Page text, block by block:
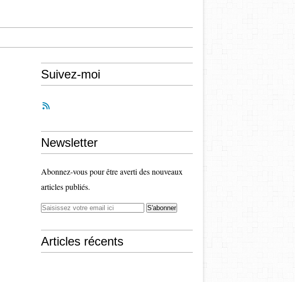
Suivez-moi
Newsletter
Abonnez-vous pour être averti des nouveaux
articles publiés.
Articles récents